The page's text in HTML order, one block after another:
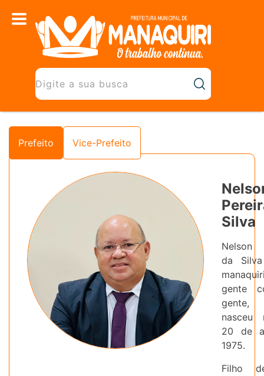
Prefeito Vice-Prefeito
Silva
Nelson
da
gente
nasceu
20 de
1975.
Filho